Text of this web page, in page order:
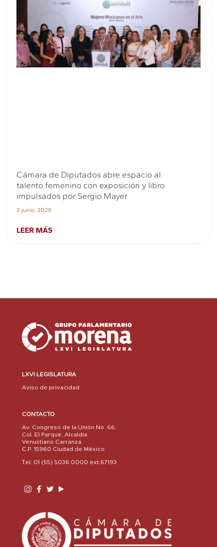
Cámara de Diputados abre espacio al
talento femenino con exposición y libro
impulsados por Sergio Mayer
2 junio, 2026
LEER MÁS
LXVI LEGISLATURA
Aviso de privacidad
CONTACTO
Av. Congreso de la Unión No. 66,
Col. El Parque, Alcaldía
Venustiano Carranza
C.P. 15960 Ciudad de México
Tel: 01 (55) 5036 0000 ext.67193